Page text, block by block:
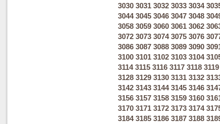
3030 3031 3032 3033 3034
3044 3045 3046 3047 3048
3058 3059 3060 3061 3062
3072 3073 3074 3075 3076
3086 3087 3088 3089 3090
3100 3101 3102 3103 3104
3114 3115 3116 3117 3118 3119
3128 3129 3130 3131 3132
3142 3143 3144 3145 3146
3156 3157 3158 3159 3160
3170 3171 3172 3173 3174
3184 3185 3186 3187 3188